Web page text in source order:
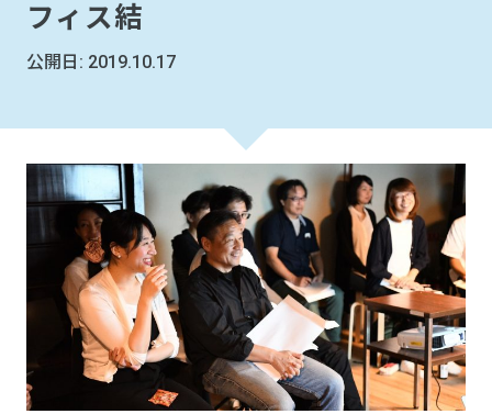
フィス結
公開日: 2019.10.17